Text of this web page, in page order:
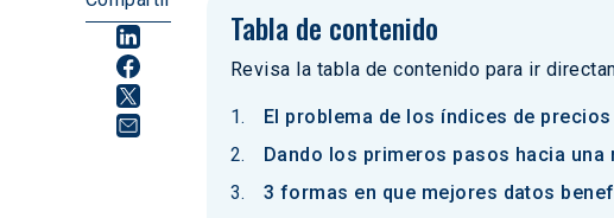
Tabla de contenido
Revisa la tabla de contenido para ir
El problema de los índices de
Dando los primeros pasos hacia
3 formas en que mejores datos